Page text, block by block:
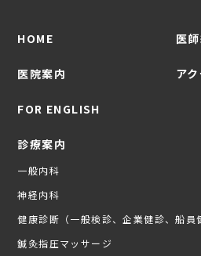
HOME 医
医院案内 ア
FOR ENGLISH
診療案内
一般内科
神経内科
健康診断（一般検診、企業健診、船員
鍼灸指圧マッサージ